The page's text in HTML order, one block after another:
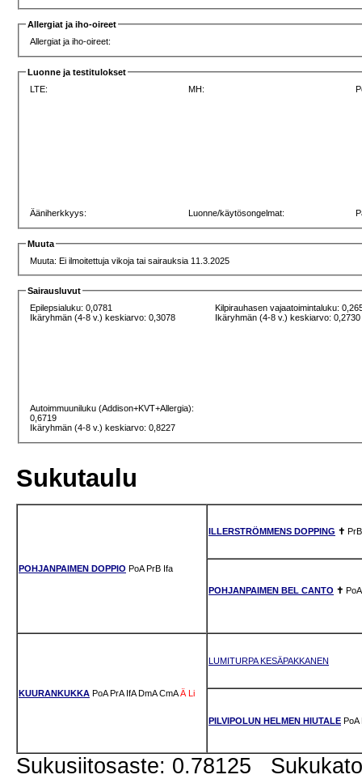
Allergiat ja iho-oireet
Allergiat ja iho-oireet:
Luonne ja testitulokset
LTE:
MH:
Ääniherkkyys: Luonne/käytösongelmat:
Muuta
Muuta: Ei ilmoitettuja vikoja tai sairauksia 11.3.2025
Sairausluvut
Epilepsialuku: 0,0781
Ikäryhmän (4-8 v.) keskiarvo: 0,3078
Kilpirauhasen vajaatoimintaluku:
Ikäryhmän (4-8 v.) keskiarvo: 0,2730
Autoimmuuniluku (Addison+KVT+Allergia):
0,6719
Ikäryhmän (4-8 v.) keskiarvo: 0,8227
Sukutaulu
POHJANPAIMEN DOPPIO PoA PrB Ifa
ILLERSTRÖMMENS DOPPING ✝ PrB
POHJANPAIMEN BEL CANTO ✝ PoA
KUURANKUKKA PoA PrA IfA DmA CmA Ä Li
LUMITURPA KESÄPAKKANEN
PILVIPOLUN HELMEN HIUTALE PoA
Sukusiitosaste: 0.78125